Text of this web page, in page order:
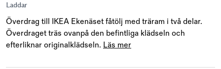
Laddar
Överdrag till IKEA Ekenäset fåtölj med träram i två delar.
Överdraget träs ovanpå den befintliga klädseln och
efterliknar originalklädseln. Läs mer